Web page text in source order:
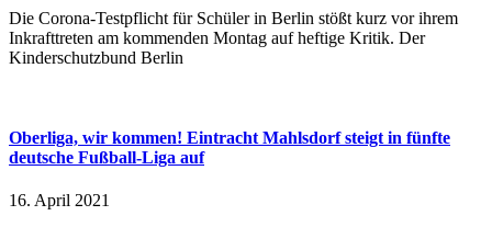
Die Corona-Testpflicht für Schüler in Berlin stößt kurz vor ihrem
Inkrafttreten am kommenden Montag auf heftige Kritik. Der
Kinderschutzbund Berlin
Oberliga, wir kommen! Eintracht Mahlsdorf steigt in fünfte
deutsche Fußball-Liga auf
16. April 2021